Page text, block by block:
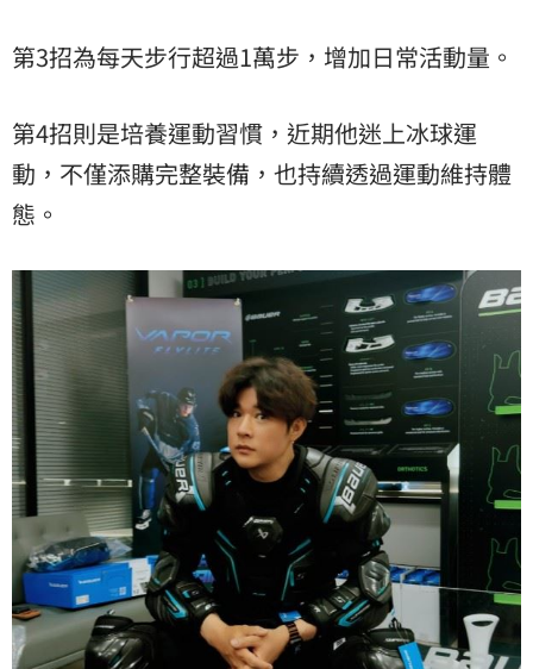
第3招為每天步行超過1萬步，增加日常活動量。
第4招則是培養運動習慣，近期他迷上冰球運
動，不僅添購完整裝備，也持續透過運動維持體
態。